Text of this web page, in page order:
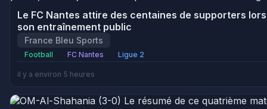
Le FC Nantes attire des centaines de supporters
son entraînement public
France Bleu Sports
Football FC Nantes Ligue 2
il y a environ 5 heures